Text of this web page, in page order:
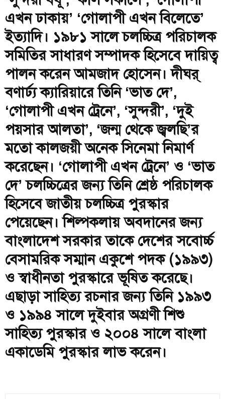
এখন ঢাকায়’ ‘গোলাপী এখন বিলেতে’
ইত্যাদি। ১৯৮১ সালে চলচ্চিত্র পরিচালক
সমিতির সাধারণ সম্পাদক হিসেবে দায়িত্ব
পালন করেন আমজাদ হোসেন। দীঘর্
বণার্ঢ্য ক্যারিয়ারে তিনি ‘ভাত দে’,
‘গোলাপী এখন ট্রেনে’, ‘সুন্দরী’, ‘দুই
পয়সার আলতা’, ‘জন্ম থেকে জ্বলছি’র
মতো কালজয়ী অনেক সিনেমা নিমার্ণ
করেছেন। ‘গোলাপী এখন ট্রেনে’ ও ‘ভাত
দে’ চলচ্চিত্রের জন্য তিনি শ্রেষ্ঠ পরিচালক
হিসেবে জাতীয় চলচ্চিত্র পুরস্কার
পেয়েছেন। শিল্পকলায় অবদানের জন্য
বাংলাদেশ সরকার তাকে দেশের সবোর্চ্চ
বেসামরিক সম্মান একুশে পদক (১৯৯৩)
ও স্বাধীনতা পুরস্কারে ভূষিত করেছে।
এছাড়া সাহিত্য রচনার জন্য তিনি ১৯৯৩
ও ১৯৯৪ সালে দুইবার অগ্রণী শিশু
সাহিত্য পুরস্কার ও ২০০৪ সালে বাংলা
একাডেমি পুরস্কার লাভ করেন।